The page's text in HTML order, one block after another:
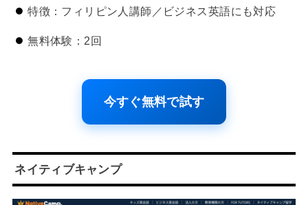
特徴：フィリピン人講師／ビジネス英語にも対応
無料体験：2回
今すぐ無料で試す
ネイティブキャンプ